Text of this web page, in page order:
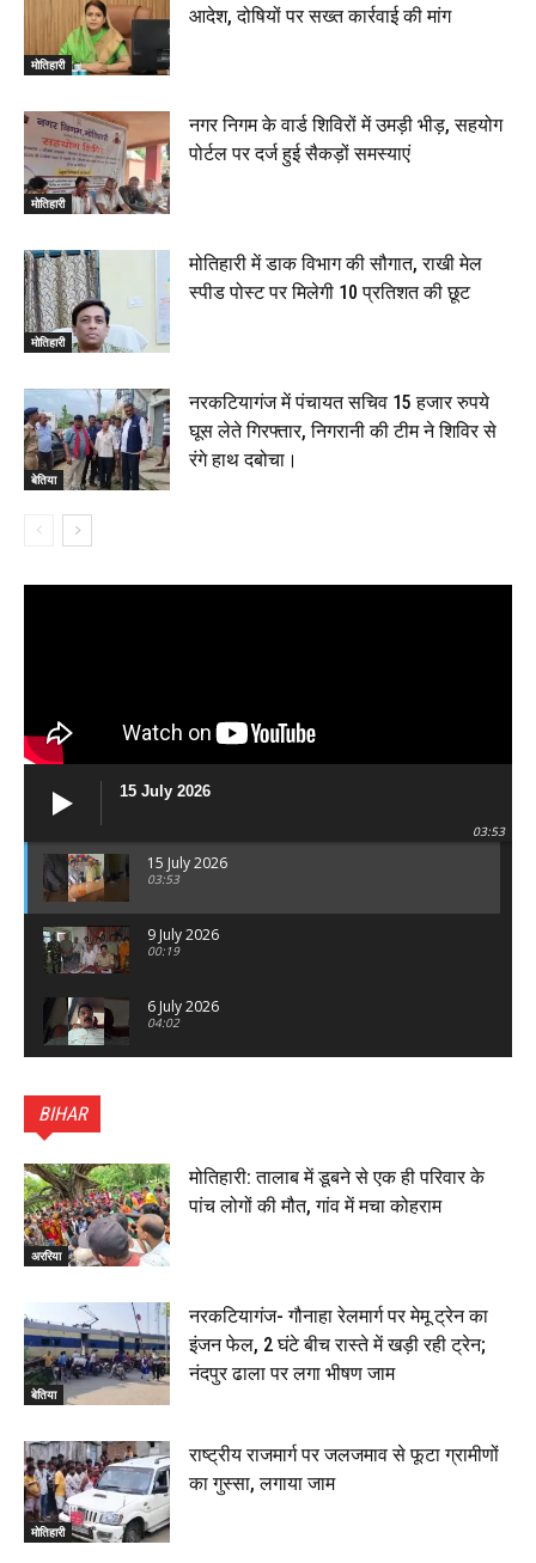
मोतिहारी
आदेश, दोषियों पर सख्त कार्रवाई की मांग
मोतिहारी
नगर निगम के वार्ड शिविरों में उमड़ी भीड़, सहयोग
पोर्टल पर दर्ज हुई सैकड़ों समस्याएं
मोतिहारी
मोतिहारी में डाक विभाग की सौगात, राखी मेल
स्पीड पोस्ट पर मिलेगी 10 प्रतिशत की छूट
बेतिया
नरकटियागंज में पंचायत सचिव 15 हजार रुपये
घूस लेते गिरफ्तार, निगरानी की टीम ने शिविर से
रंगे हाथ दबोचा।
15 July 2026
03:53
15 July 2026
03:53
9 July 2026
00:19
6 July 2026
04:02
का भव्य पथ संचलन, 5 July 2026
00:22
बेतिया : मझौलिया में 1.24 क्विंटल गांजा के साथ बोलेरो ज़ब्त, दो
तस्कर गिरफ्तार, 4 July 2026
00:39
00:33
रक्सौल : सुरक्षा जॉंच को सोना-चांदी दुकानों का एसडीपीओ और
थानाध्यक्ष ने किया निरीक्षण, 19 June 2026
बेतिया में सगे भाई ने मां के साथ मिलकर की भाई की हत्या, शव
जलाया, दोनों गिरफ्तार, 14 June 2026
00:12
मोतिहारी। NDA सरकार, 12 साल विश्वास के, मीडिया संवाद में
सांसद रधामोहन सिंह, 13 June 2026
02:19
BIHAR
अररिया
मोतिहारी: तालाब में डूबने से एक ही परिवार के
पांच लोगों की मौत, गांव में मचा कोहराम
बेतिया
नरकटियागंज- गौनाहा रेलमार्ग पर मेमू ट्रेन का
इंजन फेल, 2 घंटे बीच रास्ते में खड़ी रही ट्रेन;
नंदपुर ढाला पर लगा भीषण जाम
मोतिहारी
राष्ट्रीय राजमार्ग पर जलजमाव से फूटा ग्रामीणों
का गुस्सा, लगाया जाम